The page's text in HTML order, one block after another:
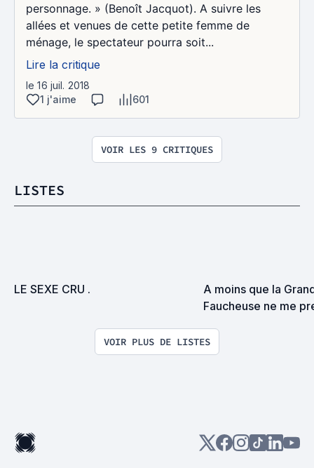
personnage. » (Benoît Jacquot). A suivre les
allées et venues de cette petite femme de
ménage, le spectateur pourra soit...
Lire la critique
le 16 juil. 2018
1 j'aime
601
VOIR LES 9 CRITIQUES
LISTES
LE SEXE CRU .
A moins que la
Faucheuse ne me
VOIR PLUS DE LISTES